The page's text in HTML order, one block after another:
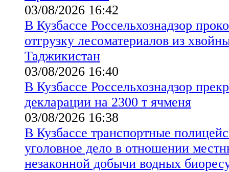
03/08/2026 16:42
В Кузбассе Россельхознадзор
отгрузку лесоматериалов из
Таджикистан
03/08/2026 16:40
В Кузбассе Россельхознадзор
декларации на 2300 т ячменя
03/08/2026 16:38
В Кузбассе транспортные
уголовное дело в отношении
незаконной добычи водных